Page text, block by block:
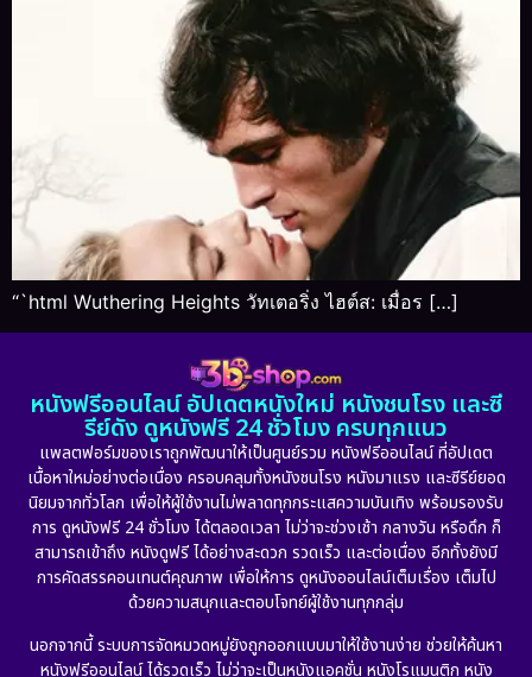
“`html Wuthering Heights วัทเตอริ่ง ไฮต์ส: เมื่อร […]
หนังฟรีออนไลน์ อัปเดตหนังใหม่ หนังชนโรง และซี
รีย์ดัง ดูหนังฟรี 24 ชั่วโมง ครบทุกแนว
แพลตฟอร์มของเราถูกพัฒนาให้เป็นศูนย์รวม หนังฟรีออนไลน์ ที่อัปเดต
เนื้อหาใหม่อย่างต่อเนื่อง ครอบคลุมทั้งหนังชนโรง หนังมาแรง และซีรีย์ยอด
นิยมจากทั่วโลก เพื่อให้ผู้ใช้งานไม่พลาดทุกกระแสความบันเทิง พร้อมรองรับ
การ ดูหนังฟรี 24 ชั่วโมง ได้ตลอดเวลา ไม่ว่าจะช่วงเช้า กลางวัน หรือดึก ก็
สามารถเข้าถึง หนังดูฟรี ได้อย่างสะดวก รวดเร็ว และต่อเนื่อง อีกทั้งยังมี
การคัดสรรคอนเทนต์คุณภาพ เพื่อให้การ ดูหนังออนไลน์เต็มเรื่อง เต็มไป
ด้วยความสนุกและตอบโจทย์ผู้ใช้งานทุกกลุ่ม
นอกจากนี้ ระบบการจัดหมวดหมู่ยังถูกออกแบบมาให้ใช้งานง่าย ช่วยให้ค้นหา
หนังฟรีออนไลน์ ได้รวดเร็ว ไม่ว่าจะเป็นหนังแอคชั่น หนังโรแมนติก หนัง